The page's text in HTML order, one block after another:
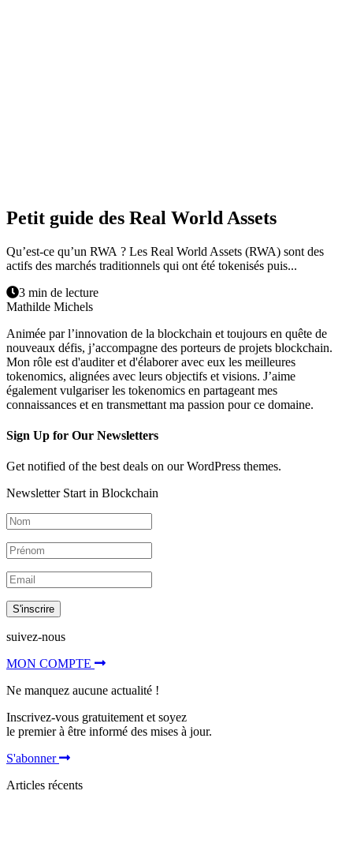
Petit guide des Real World Assets
Qu’est-ce qu’un RWA ? Les Real World Assets (RWA) sont des
actifs des marchés traditionnels qui ont été tokenisés puis...
3 min de lecture
Mathilde Michels
Animée par l’innovation de la blockchain et toujours en quête de
nouveaux défis, j’accompagne des porteurs de projets blockchain.
Mon rôle est d'auditer et d'élaborer avec eux les meilleures
tokenomics, alignées avec leurs objectifs et visions. J’aime
également vulgariser les tokenomics en partageant mes
connaissances et en transmettant ma passion pour ce domaine.
Sign Up for Our Newsletters
Get notified of the best deals on our WordPress themes.
Newsletter Start in Blockchain
S'inscrire
suivez-nous
MON COMPTE
Ne manquez aucune actualité !
Inscrivez-vous gratuitement et soyez
le premier à être informé des mises à jour.
S'abonner
Articles récents